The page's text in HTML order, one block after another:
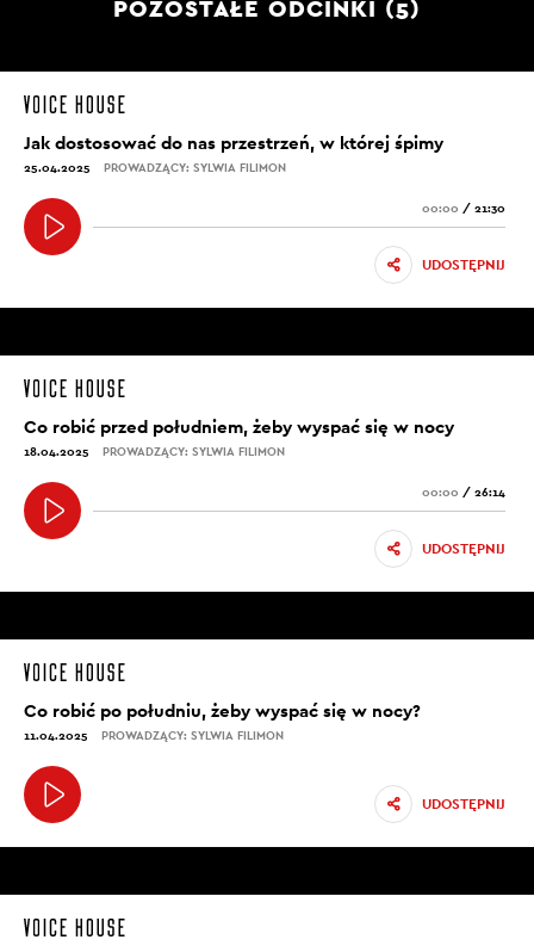
POZOSTAŁE ODCINKI (5)
Jak dostosować do nas przestrzeń, w której śpimy
25.04.2025 PROWADZĄCY: SYLWIA FILIMON
00:00 / 21:30
UDOSTĘPNIJ
Co robić przed południem, żeby wyspać się w nocy
18.04.2025 PROWADZĄCY: SYLWIA FILIMON
00:00 / 26:14
UDOSTĘPNIJ
Co robić po południu, żeby wyspać się w nocy?
11.04.2025 PROWADZĄCY: SYLWIA FILIMON
UDOSTĘPNIJ